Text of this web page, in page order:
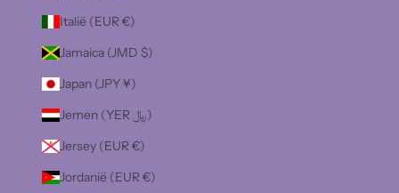
Italië (EUR €)
Jamaica (JMD $)
Japan (JPY ¥)
Jemen (YER ﷼)
Jersey (EUR €)
Jordanië (EUR €)